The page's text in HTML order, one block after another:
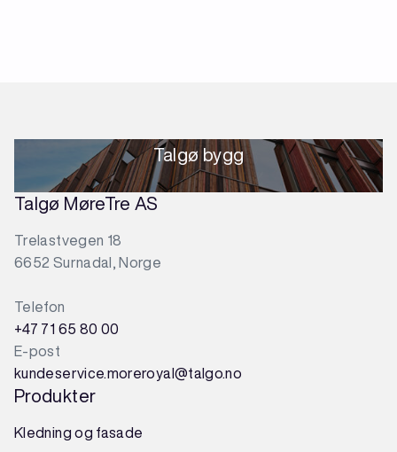
Talgø bygg
Talgø MøreTre AS
Trelastvegen 18
6652 Surnadal, Norge
Telefon
+47 71 65 80 00
E-post
kundeservice.moreroyal@talgo.no
Produkter
Kledning og fasade